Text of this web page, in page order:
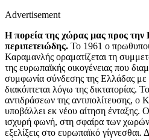
Advertisement
Η πορεία της χώρας μας προς
περιπετειώδης. Το 1961 ο
Καραμανλής οραματίζεται τη
της ευρωπαϊκής οικογένειας που
συμφωνία σύνδεσης της Ελλάδας
διακόπτεται λόγω της
αντιδράσεων της αντιπολίτευσης, ο
υποβάλλει εκ νέου αίτηση ένταξης.
ισχυρή φωνή, στη σφαίρα των
εξελίξεις στο ευρωπαϊκό